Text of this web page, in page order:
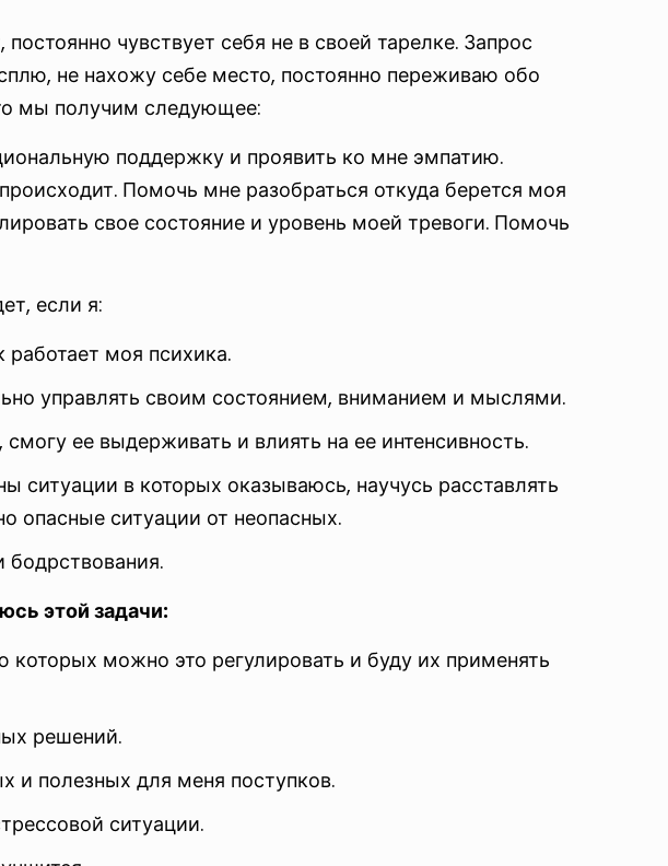
чувствует себя не в своей тарелке. Запрос
не нахожу себе место, постоянно переживаю обо
мы получим следующее:
поддержку и проявить ко мне эмпатию.
Помочь мне разобраться откуда берется моя
свое состояние и уровень моей тревоги. Помочь
если я:
работает моя психика.
управлять своим состоянием, вниманием и мыслями.
ее выдерживать и влиять на ее интенсивность.
ситуации в которых оказываюсь, научусь расставлять
опасные ситуации от неопасных.
этой задачи:
можно это регулировать и буду их применять
решений.
и полезных для меня поступков.
ситуации.